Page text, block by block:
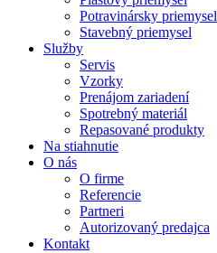
Potravinársky priemysel
Stavebný priemysel
Služby
Servis
Vzorky
Prenájom zariadení
Spotrebný materiál
Repasované produkty
Na stiahnutie
O nás
O firme
Referencie
Partneri
Autorizovaný predajca
Kontakt